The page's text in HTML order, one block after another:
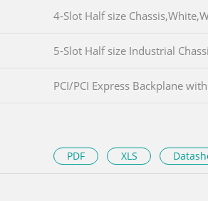
4-Slot Half size
5-Slot Half size Industrial
PCI/PCI Express Backplane
PDF XLS